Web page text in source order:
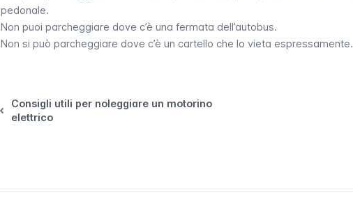
pedonale.
Non puoi parcheggiare dove c’è una fermata dell’autobus.
Non si può parcheggiare dove c’è un cartello che lo vieta espressamente.
Consigli utili per noleggiare un motorino
elettrico